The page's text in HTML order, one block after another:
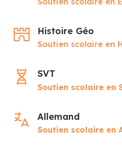
Histoire Géo
Soutien scolaire en
SVT
Soutien scolaire en
Allemand
Soutien scolaire en